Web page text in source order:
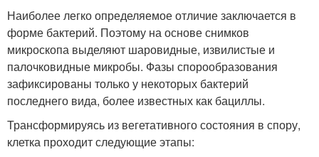
Наиболее легко определяемое отличие заключается в
форме бактерий. Поэтому на основе снимков
микроскопа выделяют шаровидные, извилистые и
палочковидные микробы. Фазы спорообразования
зафиксированы только у некоторых бактерий
последнего вида, более известных как бациллы.
Трансформируясь из вегетативного состояния в спору,
клетка проходит следующие этапы: